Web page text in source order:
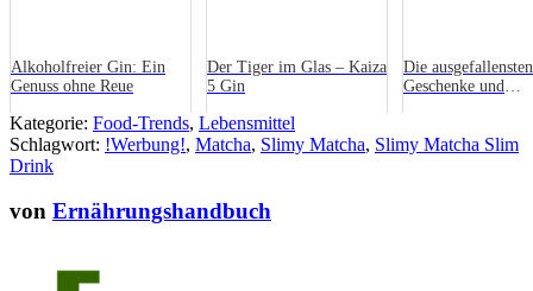
Alkoholfreier Gin: Ein
Genuss ohne Reue
Der Tiger im Glas – Kaiza
5 Gin
Die ausgefallensten
Geschenke und
Kategorie: Food-Trends, Lebensmittel
Schlagwort: !Werbung!, Matcha, Slimy Matcha, Slimy Matcha Slim
Drink
von Ernährungshandbuch